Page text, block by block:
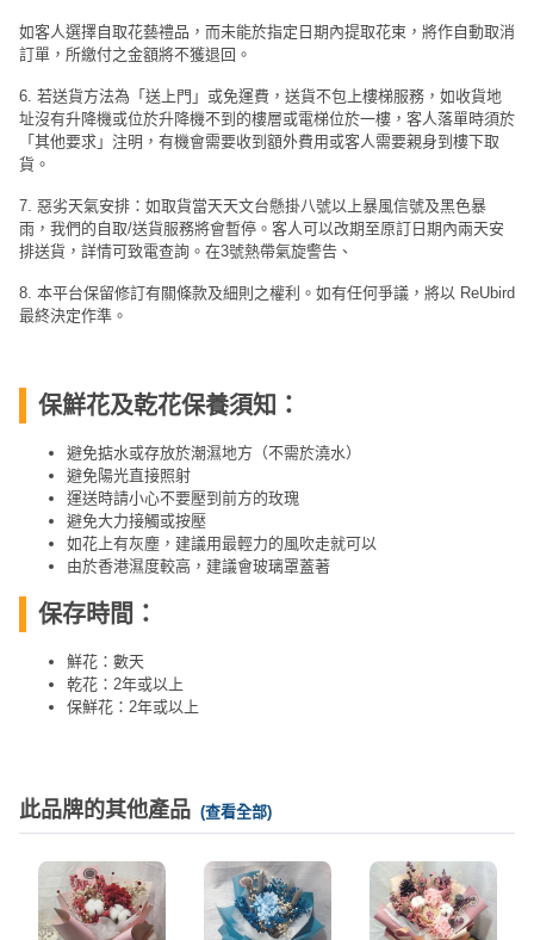
如客人選擇自取花藝禮品，而未能於指定日期內提取花束，將作自動取消
訂單，所繳付之金額將不獲退回。
6. 若送貨方法為「送上門」或免運費，送貨不包上樓梯服務，如收貨地
址沒有升降機或位於升降機不到的樓層或電梯位於一樓，客人落單時須於
「其他要求」注明，有機會需要收到額外費用或客人需要親身到樓下取
貨。
7. 惡劣天氣安排：如取貨當天天文台懸掛八號以上暴風信號及黑色暴
雨，我們的自取/送貨服務將會暫停。客人可以改期至原訂日期內兩天安
排送貨，詳情可致電查詢。在3號熱帶氣旋警告、
8. 本平台保留修訂有關條款及細則之權利。如有任何爭議，將以 ReUbird
最終決定作準。
保鮮花及乾花保養須知：
避免掂水或存放於潮濕地方（不需於澆水）
避免陽光直接照射
運送時請小心不要壓到前方的玫瑰
避免大力接觸或按壓
如花上有灰塵，建議用最輕力的風吹走就可以
由於香港濕度較高，建議會玻璃罩蓋著
保存時間：
鮮花：數天
乾花：2年或以上
保鮮花：2年或以上
此品牌的其他產品 (查看全部)